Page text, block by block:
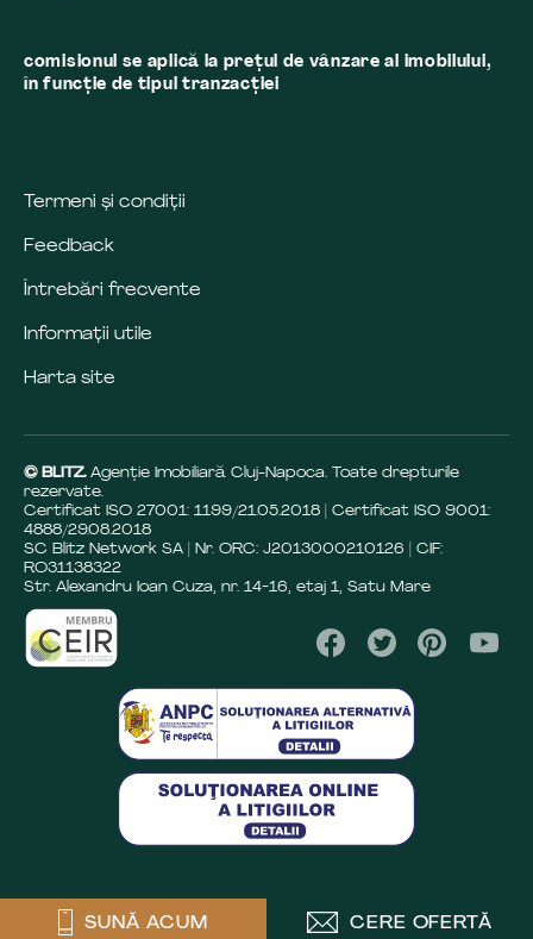
SUNĂ ACUM CERE OFERTĂ
comisionul se aplică la preţul de vânzare al imobilului,
în funcţie de tipul tranzacţiei
Termeni și condiții
Feedback
Întrebări frecvente
Informații utile
Harta site
© BLITZ. Agenție Imobiliară Cluj-Napoca. Toate drepturile
rezervate.
Certificat ISO 27001: 1199/21.05.2018 | Certificat ISO 9001:
4888/29.08.2018
SC Blitz Network SA | Nr. ORC: J2013000210126 | CIF:
RO31138322
Str. Alexandru Ioan Cuza, nr. 14-16, etaj 1, Satu Mare